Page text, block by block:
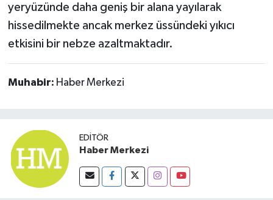
yeryüzünde daha geniş bir alana yayılarak
hissedilmekte ancak merkez üssündeki yıkıcı
etkisini bir nebze azaltmaktadır.
Muhabir: Haber Merkezi
EDITÖR
Haber Merkezi
SPOR
TEKNOLOJİ
Trend